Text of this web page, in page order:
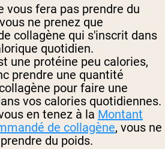
vous fera pas prendre du
ne prenez que
collagène qui s'inscrit dans
quotidien.
une protéine peu calories,
prendre une quantité
pour faire une
vos calories quotidiennes.
en tenez à la Montant
de collagène, vous ne
du poids.